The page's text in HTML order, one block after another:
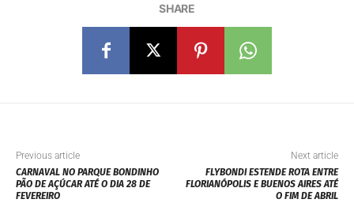
SHARE
Previous article
CARNAVAL NO PARQUE BONDINHO
PÃO DE AÇÚCAR ATÉ O DIA 28 DE
FEVEREIRO
Next article
FLYBONDI ESTENDE ROTA ENTRE
FLORIANÓPOLIS E BUENOS AIRES ATÉ
O FIM DE ABRIL